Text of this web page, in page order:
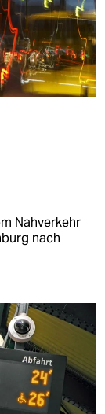
Nahverkehr
nach